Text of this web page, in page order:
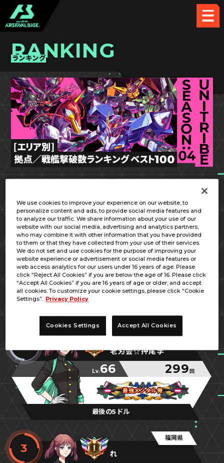
RANKING
ランキング
1
鹿児島県
しおみそ
Lv.62 320回
UT3準優勝
UT3準優勝
UT3準優勝
福岡県
老刃会☆押尾学
Lv.66 299 回
最強メンタル俺
最強メンタル俺
最強メンタル俺
最後の5ドル
3
福岡県
れ
We use cookies to improve your experience on our website, to
personalize content and ads, to provide social media features and
to analyze our traffic. We share information about your use of our
website with our social media, advertising and analytics partners,
who may combine it with other information that you have provided
to them or that they have collected from your use of their services.
We do not set and use cookies for the purpose of improving your
website experience or advertisement or social media features or
web access analytics for our users under 16 years of age. Please
click “Reject All Cookies” if you are below the age of 16. Please click
“Accept All Cookies” if you are 16 years of age or older, and accept
all cookies. To customize your cookie settings, please click “Cookie
Settings”. Privacy Policy
Cookies Settings Accept All Cookies